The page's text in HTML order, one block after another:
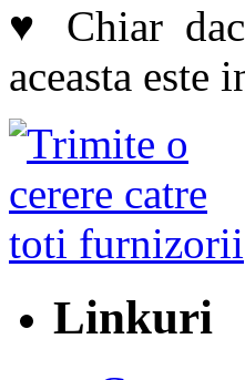
♥ Chiar
aceasta este
Linkuri